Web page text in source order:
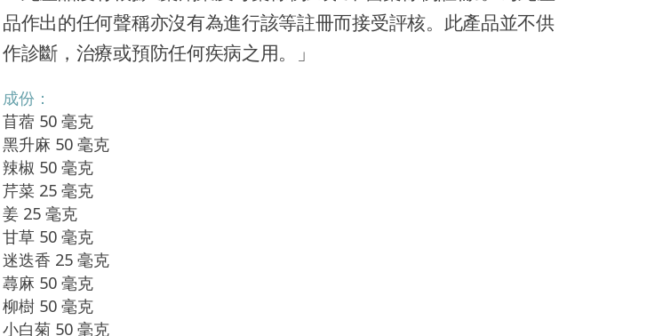
品作出的任何聲稱亦沒有為進行該等註冊而接受評核。此產品並不供
作診斷，治療或預防任何疾病之用。」
成份：
苜蓿 50 毫克
黑升麻 50 毫克
辣椒 50 毫克
芹菜 25 毫克
姜 25 毫克
甘草 50 毫克
迷迭香 25 毫克
蕁麻 50 毫克
柳樹 50 毫克
小白菊 50 毫克